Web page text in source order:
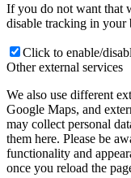
If you do not want that
disable tracking in your
Click to enable/
Other external services
We also use different
Google Maps, and
may collect personal
them here. Please be
functionality and
once you reload the